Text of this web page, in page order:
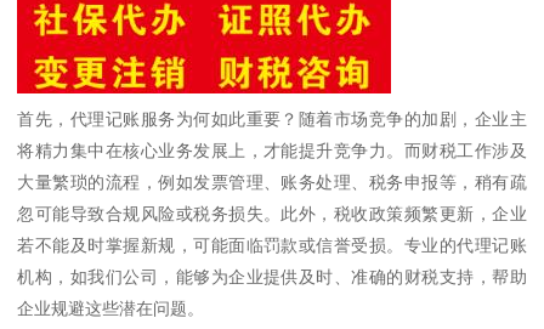
首先，代理记账服务为何如此重要？随着市场竞争的加剧，企业主
将精力集中在核心业务发展上，才能提升竞争力。而财税工作涉及
大量繁琐的流程，例如发票管理、账务处理、税务申报等，稍有疏
忽可能导致合规风险或税务损失。此外，税收政策频繁更新，企业
若不能及时掌握新规，可能面临罚款或信誉受损。专业的代理记账
机构，如我们公司，能够为企业提供及时、准确的财税支持，帮助
企业规避这些潜在问题。